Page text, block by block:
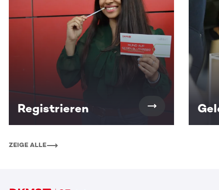
Registrieren
ZEIGE ALLE